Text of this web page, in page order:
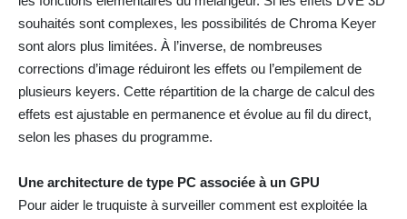
souhaités sont complexes, les possibilités de Chroma Keyer
sont alors plus limitées. À l’inverse, de nombreuses
corrections d’image réduiront les effets ou l’empilement de
plusieurs keyers. Cette répartition de la charge de calcul des
effets est ajustable en permanence et évolue au fil du direct,
selon les phases du programme.
Une architecture de type PC associée à un GPU
Pour aider le truquiste à surveiller comment est exploitée la